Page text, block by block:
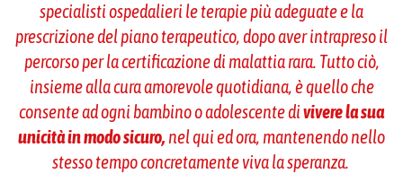
specialisti ospedalieri le terapie più adeguate e la
prescrizione del piano terapeutico, dopo aver intrapreso il
percorso per la certificazione di malattia rara. Tutto ciò,
insieme alla cura amorevole quotidiana, è quello che
consente ad ogni bambino o adolescente divivere la sua
unicità in modo sicuro, nel qui ed ora, mantenendo nello
stesso tempo concretamente viva la speranza.